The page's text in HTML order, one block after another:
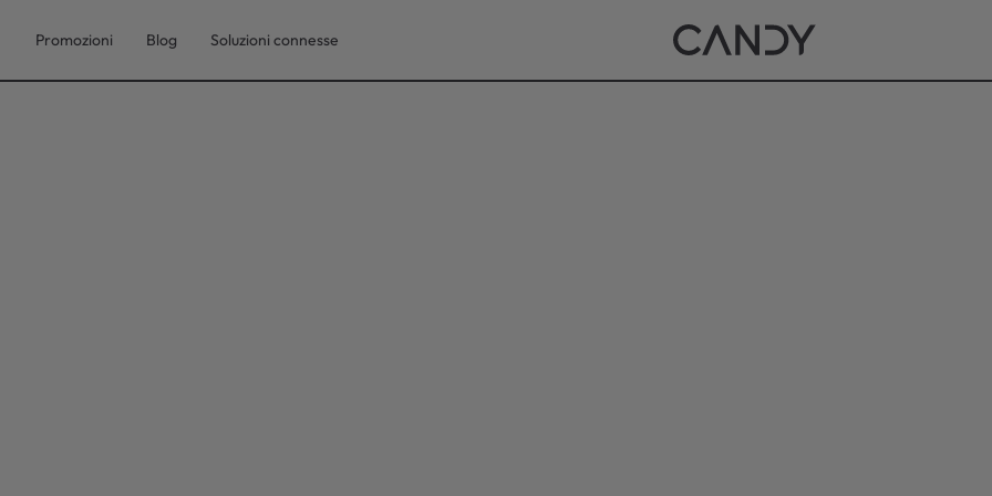
Promozioni Blog Soluzioni connesse